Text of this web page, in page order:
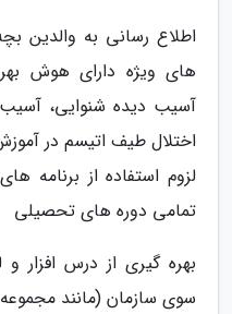
اطلاع رسانی به والدین
های ویژه دارای هوش
آسیب دیده شنوایی، آسیب
اختلال طیف اتیسم در
لزوم استفاده از برنامه
تمامی دوره های تحصیلی
بهره گیری از درس افزار
سوی سازمان (مانند